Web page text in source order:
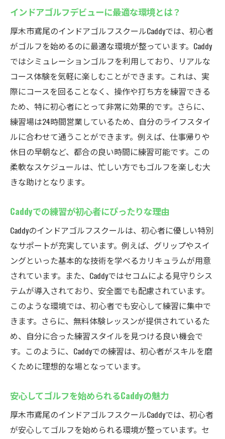
安全性がもたらす心地よいゴルフ練習
常に安心して利用できるCaddyの仕組み
無料体験できる厚木市鳶尾のCaddyでインドアゴ
ルフを始めよう
Caddyの無料体験プログラムを活用しよう
初めてでも安心！Caddyの無料体験の流れ
インドアゴルフを始める絶好のチャンスを
逃さない
Caddyでの無料体験がもたらす新たな発見
気軽に始められるインドアゴルフの魅力
無料体験でCaddyの魅力を実感
アゴルフ練習
時間を選ばないCaddyでのゴルフ練習の利点
夜間も利用可能なCaddyの魅力を探る
仕事帰りでも安心して練習できる環境
24時間営業のCaddyがもたらす自由な練習時
間
日中時間の取れない方へのCaddyのおすすめ
ポイント
いつでも気軽に練習できるインドアゴルフ
の楽しさ
厚木市鳶尾のCaddyで効率的にゴルフ練習を楽し
目的に合わせたトレーニング法を提案
インドアゴルフデビューに最適な環境とは？
厚木市鳶尾のインドアゴルフスクールCaddyでは、初心者
がゴルフを始めるのに最適な環境が整っています。Caddy
ではシミュレーションゴルフを利用しており、リアルな
コース体験を気軽に楽しむことができます。これは、実
際にコースを回ることなく、操作や打ち方を練習できる
ため、特に初心者にとって非常に効果的です。さらに、
練習場は24時間営業しているため、自分のライフスタイ
ルに合わせて通うことができます。例えば、仕事帰りや
休日の早朝など、都合の良い時間に練習可能です。この
柔軟なスケジュールは、忙しい方でもゴルフを楽しむ大
きな助けとなります。
Caddyでの練習が初心者にぴったりな理由
Caddyのインドアゴルフスクールは、初心者に優しい特別
なサポートが充実しています。例えば、グリップやスイ
ングといった基本的な技術を学べるカリキュラムが用意
されています。また、Caddyではセコムによる見守りシス
テムが導入されており、安全面でも配慮されています。
このような環境では、初心者でも安心して練習に集中で
きます。さらに、無料体験レッスンが提供されているた
め、自分に合った練習スタイルを見つける良い機会で
す。このように、Caddyでの練習は、初心者がスキルを磨
くために理想的な場となっています。
安心してゴルフを始められるCaddyの魅力
厚木市鳶尾のインドアゴルフスクールCaddyでは、初心者
が安心してゴルフを始められる環境が整っています。セ